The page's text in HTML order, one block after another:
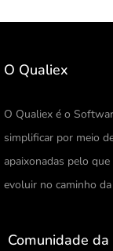
O Qualiex
O Qualiex é o
simplificar por meio
apaixonadas pelo
evoluir no caminho da
Comunidade